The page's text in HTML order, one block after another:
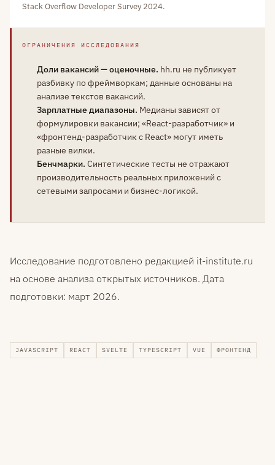
Stack Overflow Developer Survey 2024.
ОГРАНИЧЕНИЯ ИССЛЕДОВАНИЯ
Доли вакансий — оценочные. hh.ru не публикует
разбивку по фреймворкам; данные основаны на
анализе текстов вакансий.
Зарплатные диапазоны. Медианы зависят от
формулировки вакансии; «React-разработчик» и
«фронтенд-разработчик с React» могут иметь
разные вилки.
Бенчмарки. Синтетические тесты не отражают
производительность реальных приложений с
сетевыми запросами и бизнес-логикой.
Исследование подготовлено редакцией it-institute.ru
на основе анализа открытых источников. Дата
подготовки: март 2026.
JAVASCRIPT REACT SVELTE TYPESCRIPT VUE ФРОНТЕНД